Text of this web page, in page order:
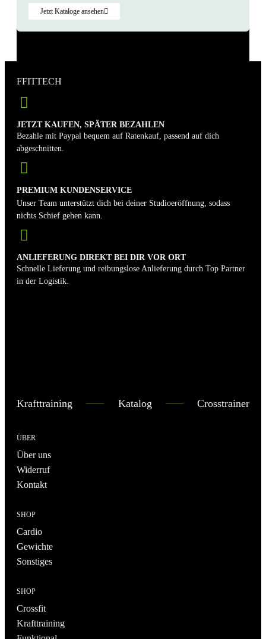
Jetzt Kataloge ansehen
FFITTECH
JETZT KAUFEN, SPÄTER BEZAHLEN
Bezahle mit Paypal bequem auf Ratenkauf, passend auf dich
abgeschnitten.
PREMIUM KUNDENSERVICE
Unser Team unterstützt dich bei deiner Studioeröffnung, sodass
nichts Schief gehen kann.
ANLIEFERUNG DIREKT BEI DIR VOR ORT
Schnelle Lieferung und reibungslose Anlieferung durch Top Partner
in der Logistik.
Krafttraining Katalog Crosstrainer
ÜBER
Über uns
Widerruf
Kontakt
SHOP
Cardio
Gewichte
Sonstiges
SHOP
Crossfit
Krafttraining